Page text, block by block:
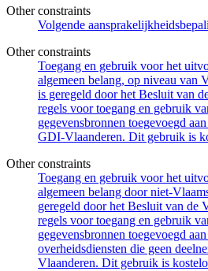
Other constraints
Volgende
Other constraints
Toegang en gebruik voor het
algemeen belang, op niveau van
is geregeld door het Besluit van
regels voor toegang en gebruik
gegevensbronnen toegevoegd
GDI-Vlaanderen. Dit gebruik is
Other constraints
Toegang en gebruik voor het
algemeen belang door niet-
geregeld door het Besluit van de
regels voor toegang en gebruik
gegevensbronnen toegevoegd
overheidsdiensten die geen
Vlaanderen. Dit gebruik is